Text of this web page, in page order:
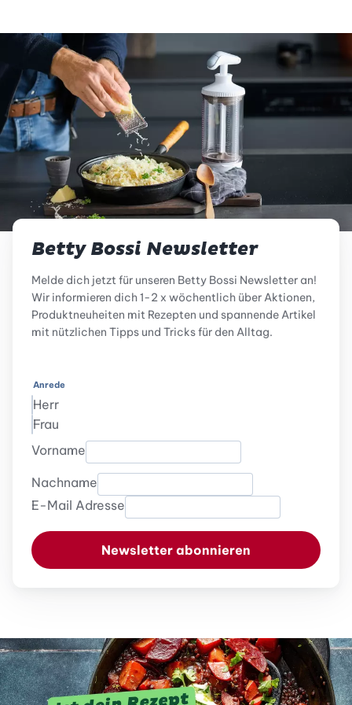
Betty Bossi Newsletter
Melde dich jetzt für unseren Betty Bossi Newsletter an!
Wir informieren dich 1-2 x wöchentlich über Aktionen,
Produktneuheiten mit Rezepten und spannende Artikel
mit nützlichen Tipps und Tricks für den Alltag.
Anrede
Herr
Frau
Vorname
Nachname
E-Mail Adresse
Newsletter abonnieren